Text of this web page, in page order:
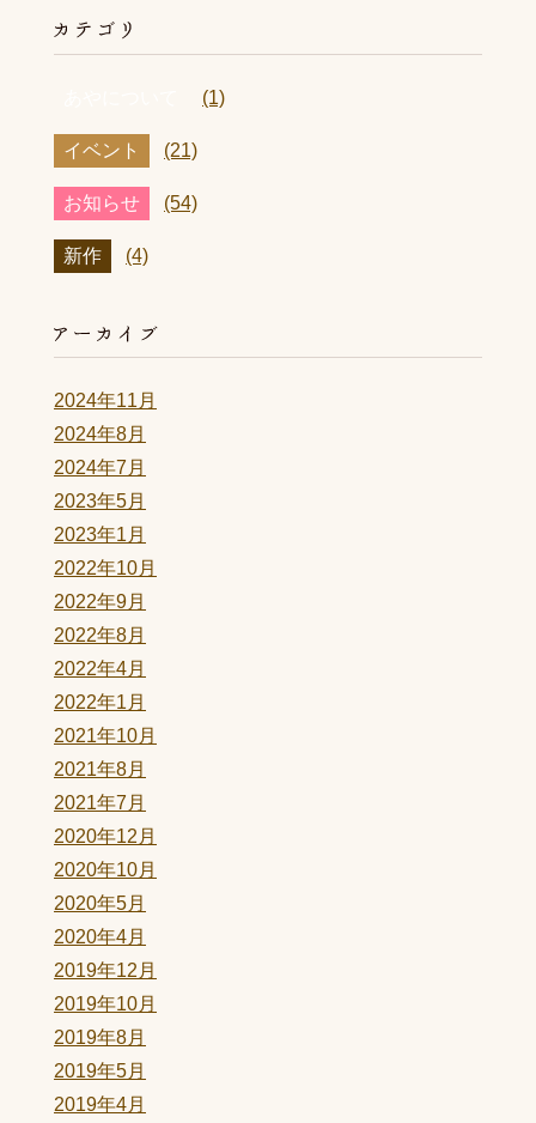
(1)
イベント (21)
お知らせ (54)
新作 (4)
2024年11月
2024年8月
2024年7月
2023年5月
2023年1月
2022年10月
2022年9月
2022年8月
2022年4月
2022年1月
2021年10月
2021年8月
2021年7月
2020年12月
2020年10月
2020年5月
2020年4月
2019年12月
2019年10月
2019年8月
2019年5月
2019年4月